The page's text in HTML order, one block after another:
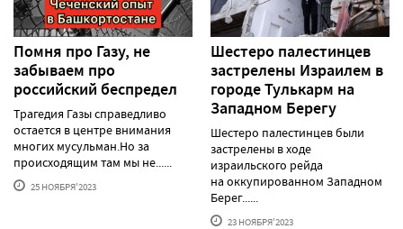
Помня про Газу, не
забываем про
российский беспредел
Трагедия Газы справедливо
остается в центре внимания
многих мусульман.Но за
происходящим там мы не......
25 НОЯБРЯ'2023
Шестеро палестинцев
застрелены Израилем в
городе Тулькарм на
Западном Берегу
Шестеро палестинцев были
застрелены в ходе
израильского рейда
на оккупированном Западном
Берег......
23 НОЯБРЯ'2023